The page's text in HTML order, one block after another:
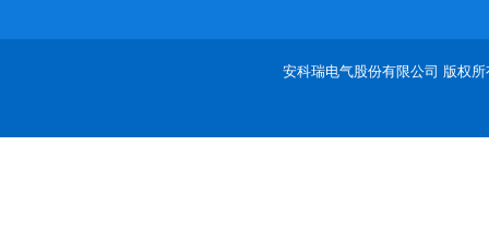
安科瑞电气股份有限公司 版权